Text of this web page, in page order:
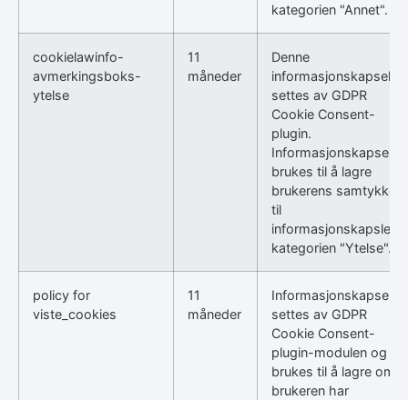
kategorien "Annet".
cookielawinfo-
avmerkingsboks-
ytelse
11
måneder
Denne
informasjonskapselen
settes av GDPR
Cookie Consent-
plugin.
Informasjonskapselen
brukes til å lagre
brukerens samtykke
til
informasjonskapsler i
kategorien "Ytelse".
policy for
viste_cookies
11
måneder
Informasjonskapselen
settes av GDPR
Cookie Consent-
plugin-modulen og
brukes til å lagre om
brukeren har